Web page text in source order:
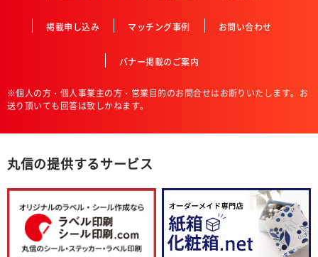
掲載申し込み マッチング事例 お問い合わせ
バナー掲載のご案内
※個人の方・個人事業主の方・営業目的のお問合せはお断りいたします。お
送り頂いても回答は致しかねます。
丸信の提供するサービス